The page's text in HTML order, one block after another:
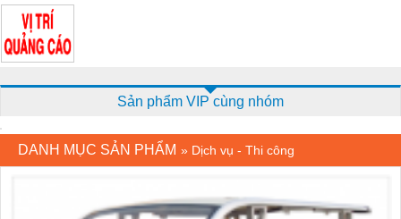
Sản phẩm VIP cùng nhóm
DANH MỤC SẢN PHẨM » Dịch vụ - Thi công